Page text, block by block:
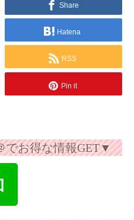
Share
Hatena
RSS
Pin it
でお得な情報GET▼